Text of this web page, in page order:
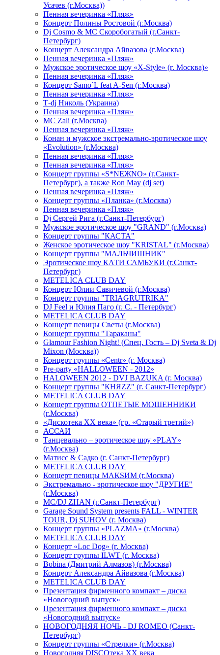
Усачев (г.Москва))
Пенная вечеринка «Пляж»
Концерт Полины Ростовой (г.Москва)
Dj Cosmo & МС Скоробогатый (г.Санкт-
Петербург)
Концерт Александра Айвазова (г.Москва)
Пенная вечеринка «Пляж»
Мужское эротическое шоу «X-Style» (г. Москва)»
Пенная вечеринка «Пляж»
Концерт Samo`L feat A-Sen (г.Москва)
Пенная вечеринка «Пляж»
Т-dj Николь (Украина)
Пенная вечеринка «Пляж»
МС Zali (г.Москва)
Пенная вечеринка «Пляж»
Конан и мужское экстремально-эротическое шоу
«Evolution» (г.Москва)
Пенная вечеринка «Пляж»
Пенная вечеринка «Пляж»
Концерт группы «S*NEЖNO» (г.Санкт-
Петербург), а также Ron May (dj set)
Пенная вечеринка «Пляж»
Концерт группы «Планка» (г.Москва)
Пенная вечеринка «Пляж»
Dj Сергей Рига (г.Санкт-Петербург)
Мужское эротическое шоу "GRAND" (г.Москва)
Концерт группы "КАСТА"
Женское эротическое шоу "KRISTAL" (г.Москва)
Концерт группы "МАЛЬЧИШНИК"
Эротическое шоу КАТИ САМБУКИ (г.Санкт-
Петербург)
METELICA CLUB DAY
Концерт Юлии Савичевой (г.Москва)
Концерт группы "TRIAGRUTRIKA"
DJ Feel и Юлия Паго (г. С. - Петербург)
METELICA CLUB DAY
Концерт певицы Светы (г.Москва)
Концерт группы "Тараканы"
Glamour Fashion Night! (Спец. Гость – Dj Sveta & Dj
Mixon (Москва))
Концерт группы «Centr» (г. Москва)
Pre-party «HALLOWEEN - 2012»
HALOWEEN 2012 - DVJ BAZUKA (г. Москва)
Концерт группы "КНЯZZ" (г. Санкт-Петербург)
METELICA CLUB DAY
Концерт группы ОТПЕТЫЕ МОШЕННИКИ
(г.Москва)
«Дискотека ХХ века» (гр. «Старый третий»)
АССАИ
Танцевально – эротическое шоу «PLAY»
(г.Москва)
Матисс & Садко (г. Санкт-Петербург)
METELICA CLUB DAY
Концерт певицы МАКSИМ (г.Москва)
Экстремально - эротическое шоу "ДРУГИЕ"
(г.Москва)
МС/DJ ZHAN (г.Санкт-Петербург)
Garage Sound System presents FALL - WINTER
TOUR, Dj SUHOV (г. Москва)
Концерт группы «PLAZMA» (г.Москва)
METELICA CLUB DAY
Концерт «Loc Dog» (г. Москва)
Концерт группы ILWT (г. Москва)
Bobina (Дмитрий Алмазов) (г.Москва)
Концерт Александра Айвазова (г.Москва)
METELICA CLUB DAY
Презентация фирменного компакт – диска
«Новогодний выпуск»
Презентация фирменного компакт – диска
«Новогодний выпуск»
НОВОГОДНЯЯ НОЧЬ - DJ ROMEO (Санкт-
Петербург)
Концерт группы «Стрелки» (г.Москва)
Новогодняя DISCOтека ХХ века